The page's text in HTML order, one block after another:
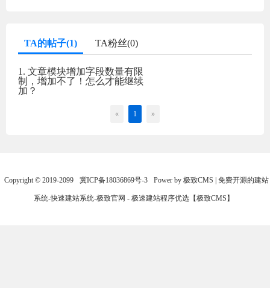
TA的帖子(1) TA粉丝(0)
1. 文章模块增加字段数量有限
制，增加不了！怎么才能继续
加？
« 1 »
Copyright © 2019-2099 冀ICP备18036869号-3 Power by 极致CMS | 免费开源的建站
系统-快速建站系统-极致官网 - 极速建站程序优选【极致CMS】